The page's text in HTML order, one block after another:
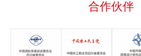
合作伙伴